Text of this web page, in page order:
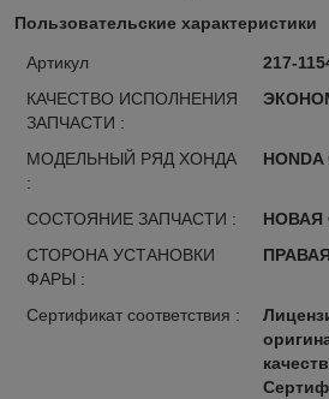
Пользовательские характеристики
Артикул
217-
КАЧЕСТВО ИСПОЛНЕНИЯ
ЗАПЧАСТИ :
МОДЕЛЬНЫЙ РЯД ХОНДА
:
HONDA
СОСТОЯНИЕ ЗАПЧАСТИ :
НОВАЯ
СТОРОНА УСТАНОВКИ
ФАРЫ :
ПРАВАЯ
Сертификат соответствия :